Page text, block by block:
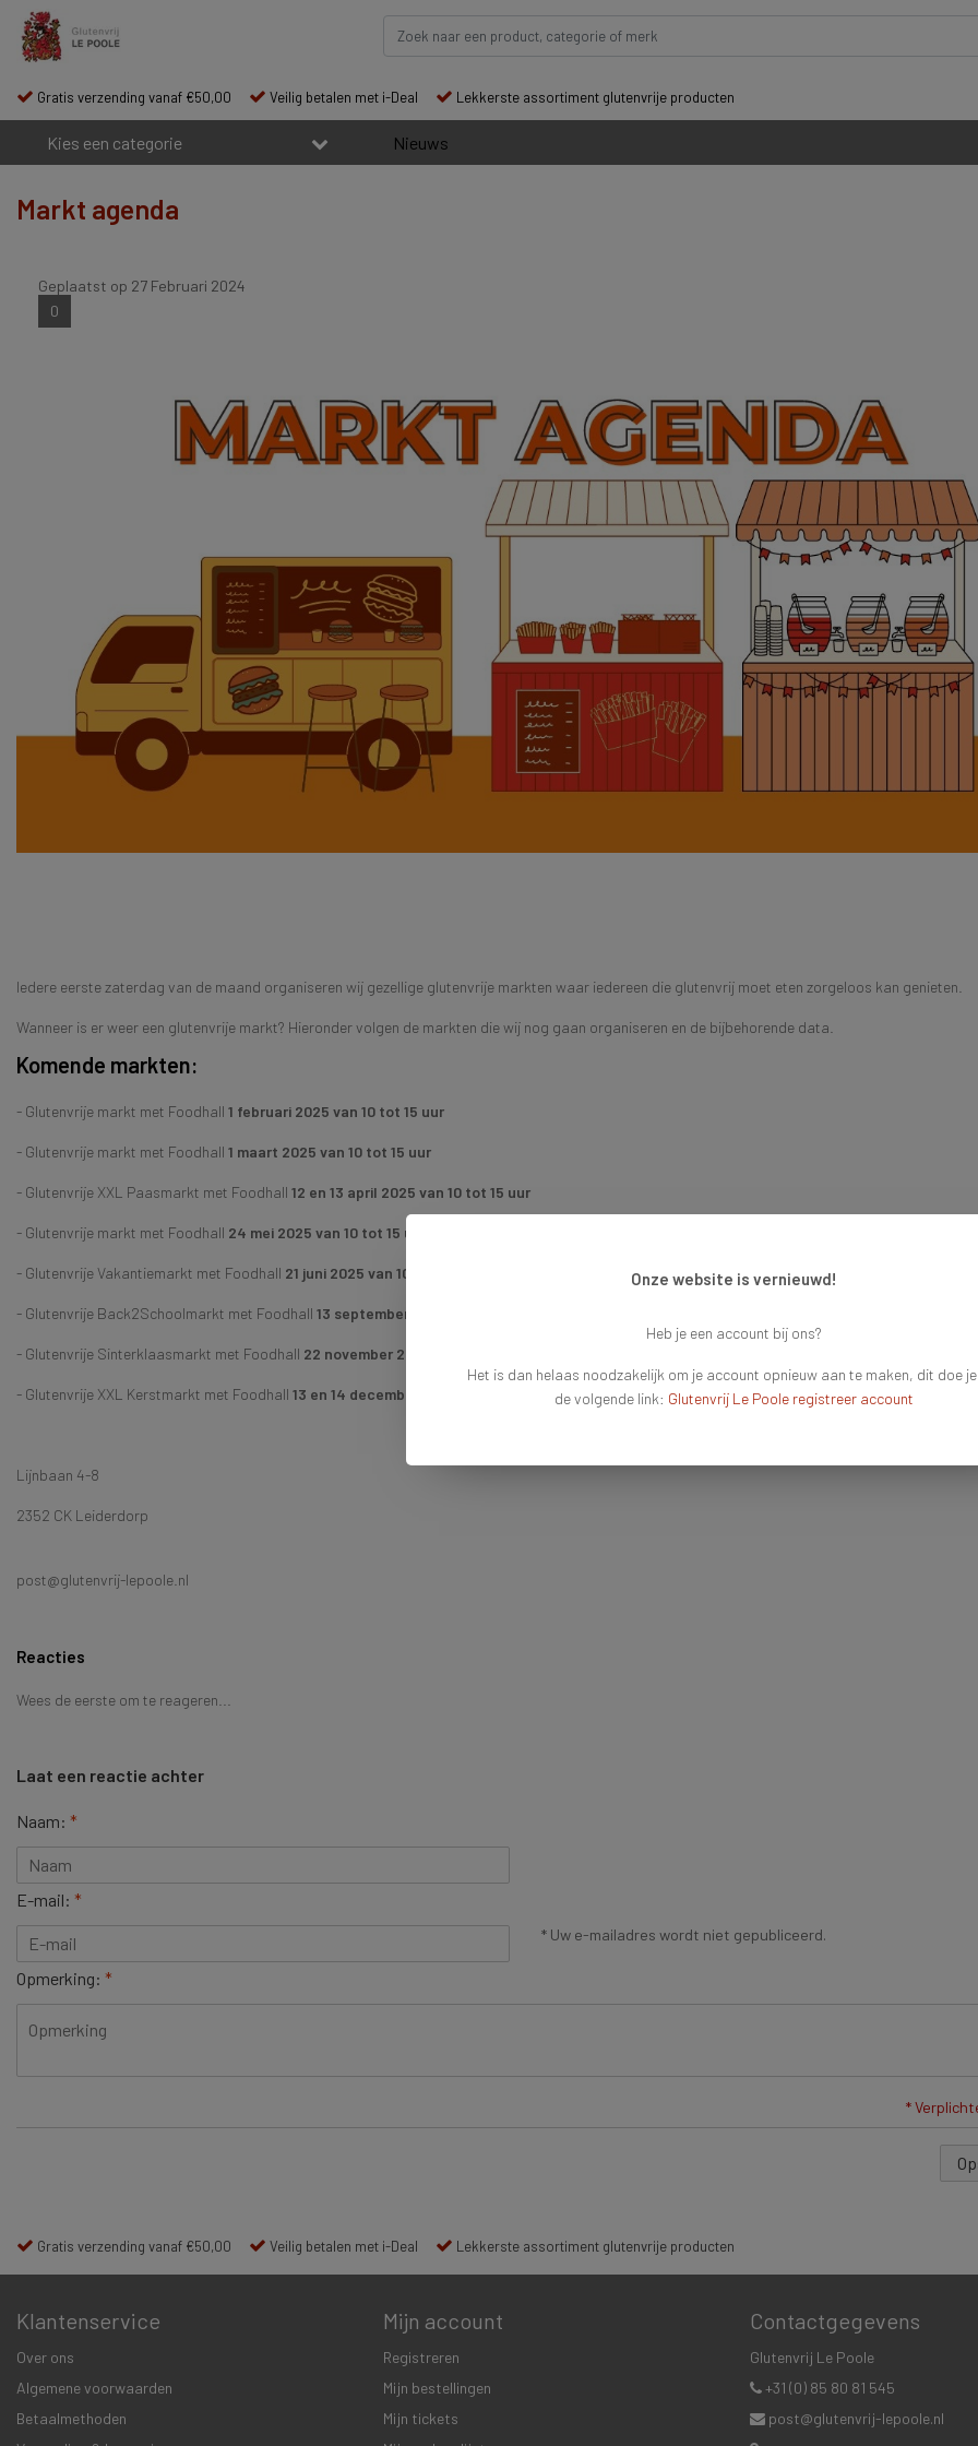
Gratis verzending vanaf €50,00 Veilig betalen met i-Deal Lekkerste assortiment glutenvrije producten
Kies een categorie Nieuws
Markt agenda
Geplaatst op 27 Februari 2024
0
Iedere eerste zaterdag van de maand organiseren wij gezellige glutenvrije markten waar iedereen die glutenvrij moet eten zorgeloos kan genieten.
Wanneer is er weer een glutenvrije markt? Hieronder volgen de markten die wij nog gaan organiseren en de bijbehorende data.
Komende markten:
- Glutenvrije markt met Foodhall 1 februari 2025 van 10 tot 15 uur
- Glutenvrije markt met Foodhall 1 maart 2025 van 10 tot 15 uur
- Glutenvrije XXL Paasmarkt met Foodhall 12 en 13 april 2025 van 10 tot 15 uur
- Glutenvrije markt met Foodhall 24 mei 2025 van 10 tot 15 uur
- Glutenvrije Vakantiemarkt met Foodhall 21 juni 2025 van 10 tot 15 uur
- Glutenvrije Back2Schoolmarkt met Foodhall 13 september 2025 van 10 tot 15 uur
- Glutenvrije Sinterklaasmarkt met Foodhall 22 november 2025 van 10 tot 15 uur
- Glutenvrije XXL Kerstmarkt met Foodhall 13 en 14 december 2025 van 10 tot 15 uur
Lijnbaan 4-8
2352 CK Leiderdorp
post@glutenvrij-lepoole.nl
Reacties
Wees de eerste om te reageren...
Laat een reactie achter
Naam: *
E-mail: *
* Uw e-mailadres wordt niet gepubliceerd.
Opmerking: *
*
Gratis verzending vanaf €50,00 Veilig betalen met i-Deal Lekkerste assortiment glutenvrije producten
Klantenservice
Over ons
Algemene voorwaarden
Betaalmethoden
Mijn account
Registreren
Mijn bestellingen
Mijn tickets
Contactgegevens
Glutenvrij Le Poole
+31 (0) 85 80 81 545
post@glutenvrij-lepoole.nl
Onze website is vernieuwd!
Heb je een account bij ons?
Het is dan helaas noodzakelijk om je account opnieuw aan te maken, dit doe
de volgende link: Glutenvrij Le Poole registreer account